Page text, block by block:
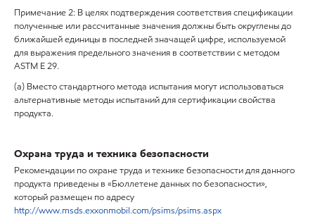
Примечание 2: В целях подтверждения соответствия спецификации
полученные или рассчитанные значения должны быть округлены до
ближайшей единицы в последней значащей цифре, используемой
для выражения предельного значения в соответствии с методом
ASTM E 29.
(а) Вместо стандартного метода испытания могут использоваться
альтернативные методы испытаний для сертификации свойства
продукта.
Охрана труда и техника безопасности
Рекомендации по охране труда и технике безопасности для данного
продукта приведены в «Бюллетене данных по безопасности»,
который размещен по адресу
http://www.msds.exxonmobil.com/psims/psims.aspx